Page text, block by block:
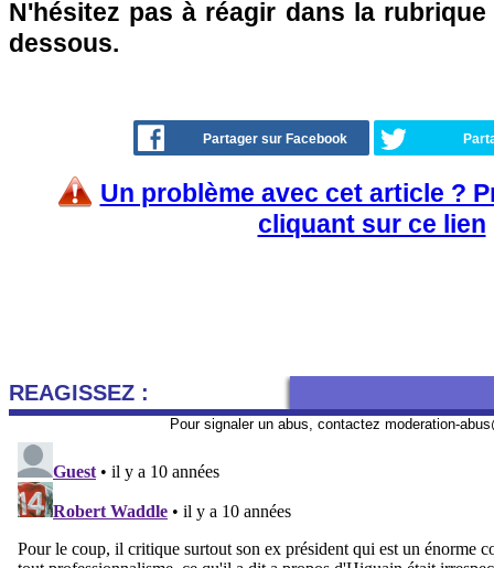
N'hésitez pas à réagir dans la
dessous.
Partager sur Facebook
Un problème avec cet article ?
cliquant sur ce lien
REAGISSEZ :
Pour signaler un abus, contactez moderation-